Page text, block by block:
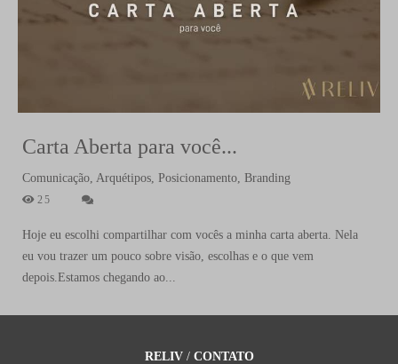
Carta Aberta para você...
Comunicação, Arquétipos, Posicionamento, Branding
25
Hoje eu escolhi compartilhar com vocês a minha carta aberta. Nela
eu vou trazer um pouco sobre visão, escolhas e o que vem
depois.Estamos chegando ao...
RELIV/ CONTATO